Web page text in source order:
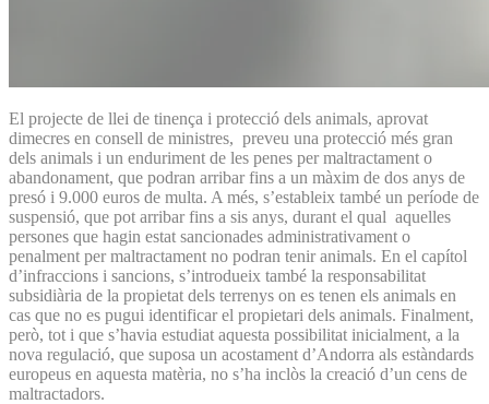
El projecte de llei de tinença i protecció dels animals, aprovat
dimecres en consell de ministres, preveu una protecció més gran
dels animals i un enduriment de les penes per maltractament o
abandonament, que podran arribar fins a un màxim de dos anys de
presó i 9.000 euros de multa. A més, s’estableix també un període de
suspensió, que pot arribar fins a sis anys, durant el qual aquelles
persones que hagin estat sancionades administrativament o
penalment per maltractament no podran tenir animals. En el capítol
d’infraccions i sancions, s’introdueix també la responsabilitat
subsidiària de la propietat dels terrenys on es tenen els animals en
cas que no es pugui identificar el propietari dels animals. Finalment,
però, tot i que s’havia estudiat aquesta possibilitat inicialment, a la
nova regulació, que suposa un acostament d’Andorra als estàndards
europeus en aquesta matèria, no s’ha inclòs la creació d’un cens de
maltractadors.